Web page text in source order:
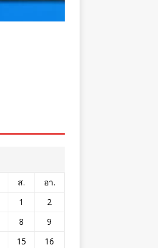
ส.
อา.
1
2
8
9
15
16